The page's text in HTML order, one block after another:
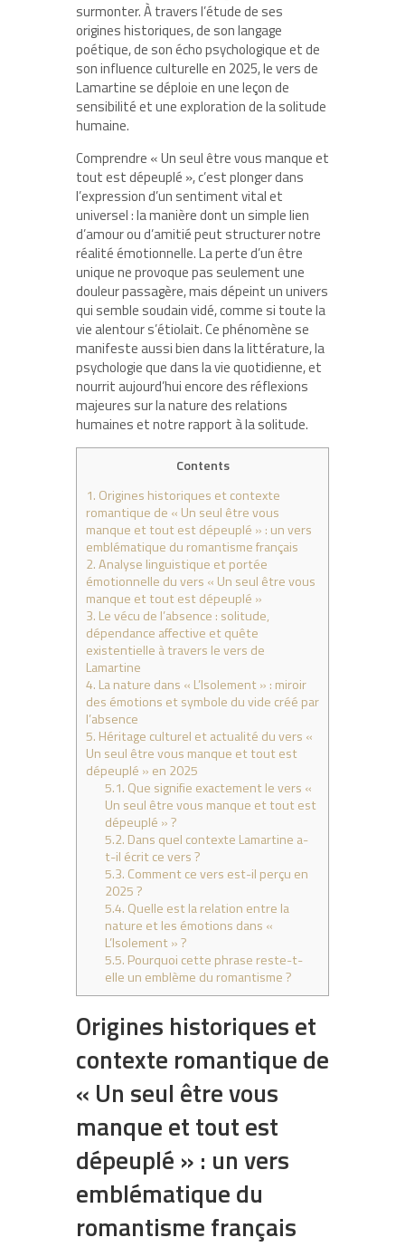
surmonter. À travers l’étude de ses
origines historiques, de son langage
poétique, de son écho psychologique et de
son influence culturelle en 2025, le vers de
Lamartine se déploie en une leçon de
sensibilité et une exploration de la solitude
humaine.
Comprendre « Un seul être vous manque et
tout est dépeuplé », c’est plonger dans
l’expression d’un sentiment vital et
universel : la manière dont un simple lien
d’amour ou d’amitié peut structurer notre
réalité émotionnelle. La perte d’un être
unique ne provoque pas seulement une
douleur passagère, mais dépeint un univers
qui semble soudain vidé, comme si toute la
vie alentour s’étiolait. Ce phénomène se
manifeste aussi bien dans la littérature, la
psychologie que dans la vie quotidienne, et
nourrit aujourd’hui encore des réflexions
majeures sur la nature des relations
humaines et notre rapport à la solitude.
Contents
1. Origines historiques et contexte
romantique de « Un seul être vous
manque et tout est dépeuplé » : un vers
emblématique du romantisme français
2.Analyse linguistique et portée
émotionnelle du vers « Un seul être vous
manque et tout est dépeuplé »
3. Le vécu de l’absence : solitude,
dépendance affective et quête
existentielle à travers le vers de
Lamartine
4. La nature dans « L’Isolement » : miroir
des émotions et symbole du vide créé par
l’absence
5. Héritage culturel et actualité du vers «
Un seul être vous manque et tout est
dépeuplé » en 2025
5.1. Que signifie exactement le vers «
Un seul être vous manque et tout est
dépeuplé » ?
5.2. Dans quel contexte Lamartine a-
t-il écrit ce vers ?
5.3. Comment ce vers est-il perçu en
2025 ?
5.4. Quelle est la relation entre la
nature et les émotions dans «
L’Isolement » ?
5.5. Pourquoi cette phrase reste-t-
elle un emblème du romantisme ?
Origines historiques et
contexte romantique de
« Un seul être vous
manque et tout est
dépeuplé » : un vers
emblématique du
romantisme français